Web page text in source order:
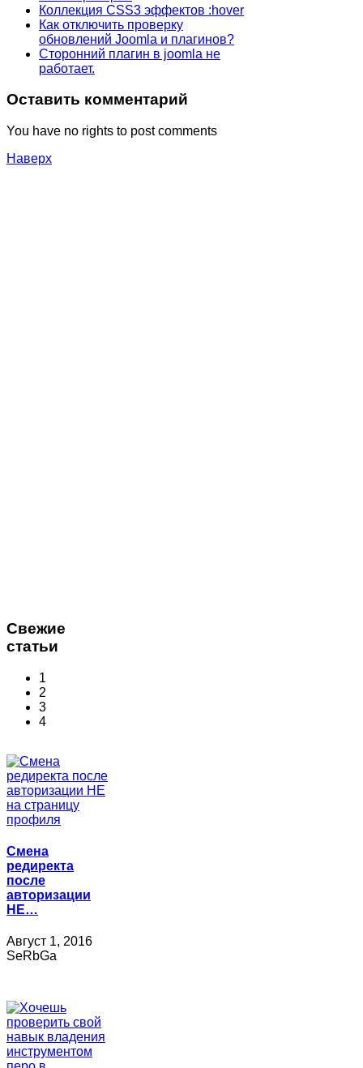
Коллекция CSS3 эффектов :hover
Как отключить проверку
обновлений Joomla и плагинов?
Сторонний плагин в joomla не
работает.
Оставить комментарий
You have no rights to post comments
Наверх
Свежие
статьи
1
2
3
4
Смена
редиректа
после
авторизации
НЕ…
Август 1, 2016
SeRbGa